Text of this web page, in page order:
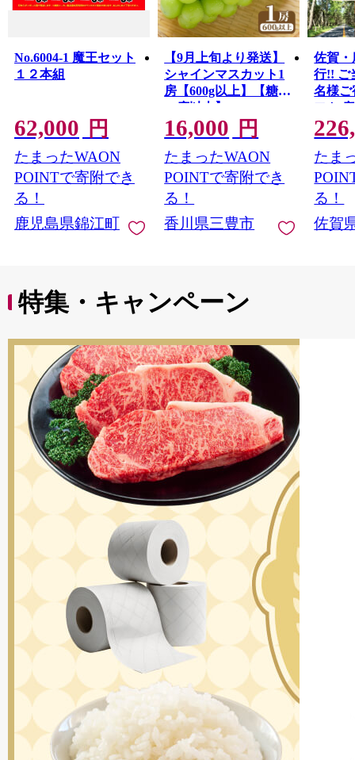
No.6004-1 魔王セット
１２本組
62,000 円
たまったWAON
POINTで寄附でき
る！
鹿児島県錦江町
【9月上旬より発送】
シャインマスカット1
房【600g以上】【糖度
17度以上】
16,000 円
たまったWAON
POINTで寄附でき
る！
香川県三豊市
佐賀・
行!! ご
名様ご
フト
たま
る！
佐賀
特集・キャンペーン